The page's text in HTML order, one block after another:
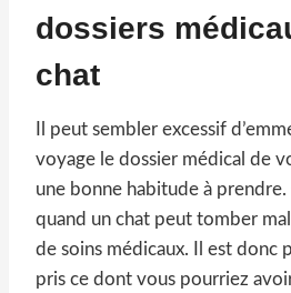
dossiers
chat
Il peut sembler excessif
voyage le dossier médical de
une bonne habitude à prendre.
quand un chat peut tomber
de soins médicaux. Il est donc
pris ce dont vous pourriez